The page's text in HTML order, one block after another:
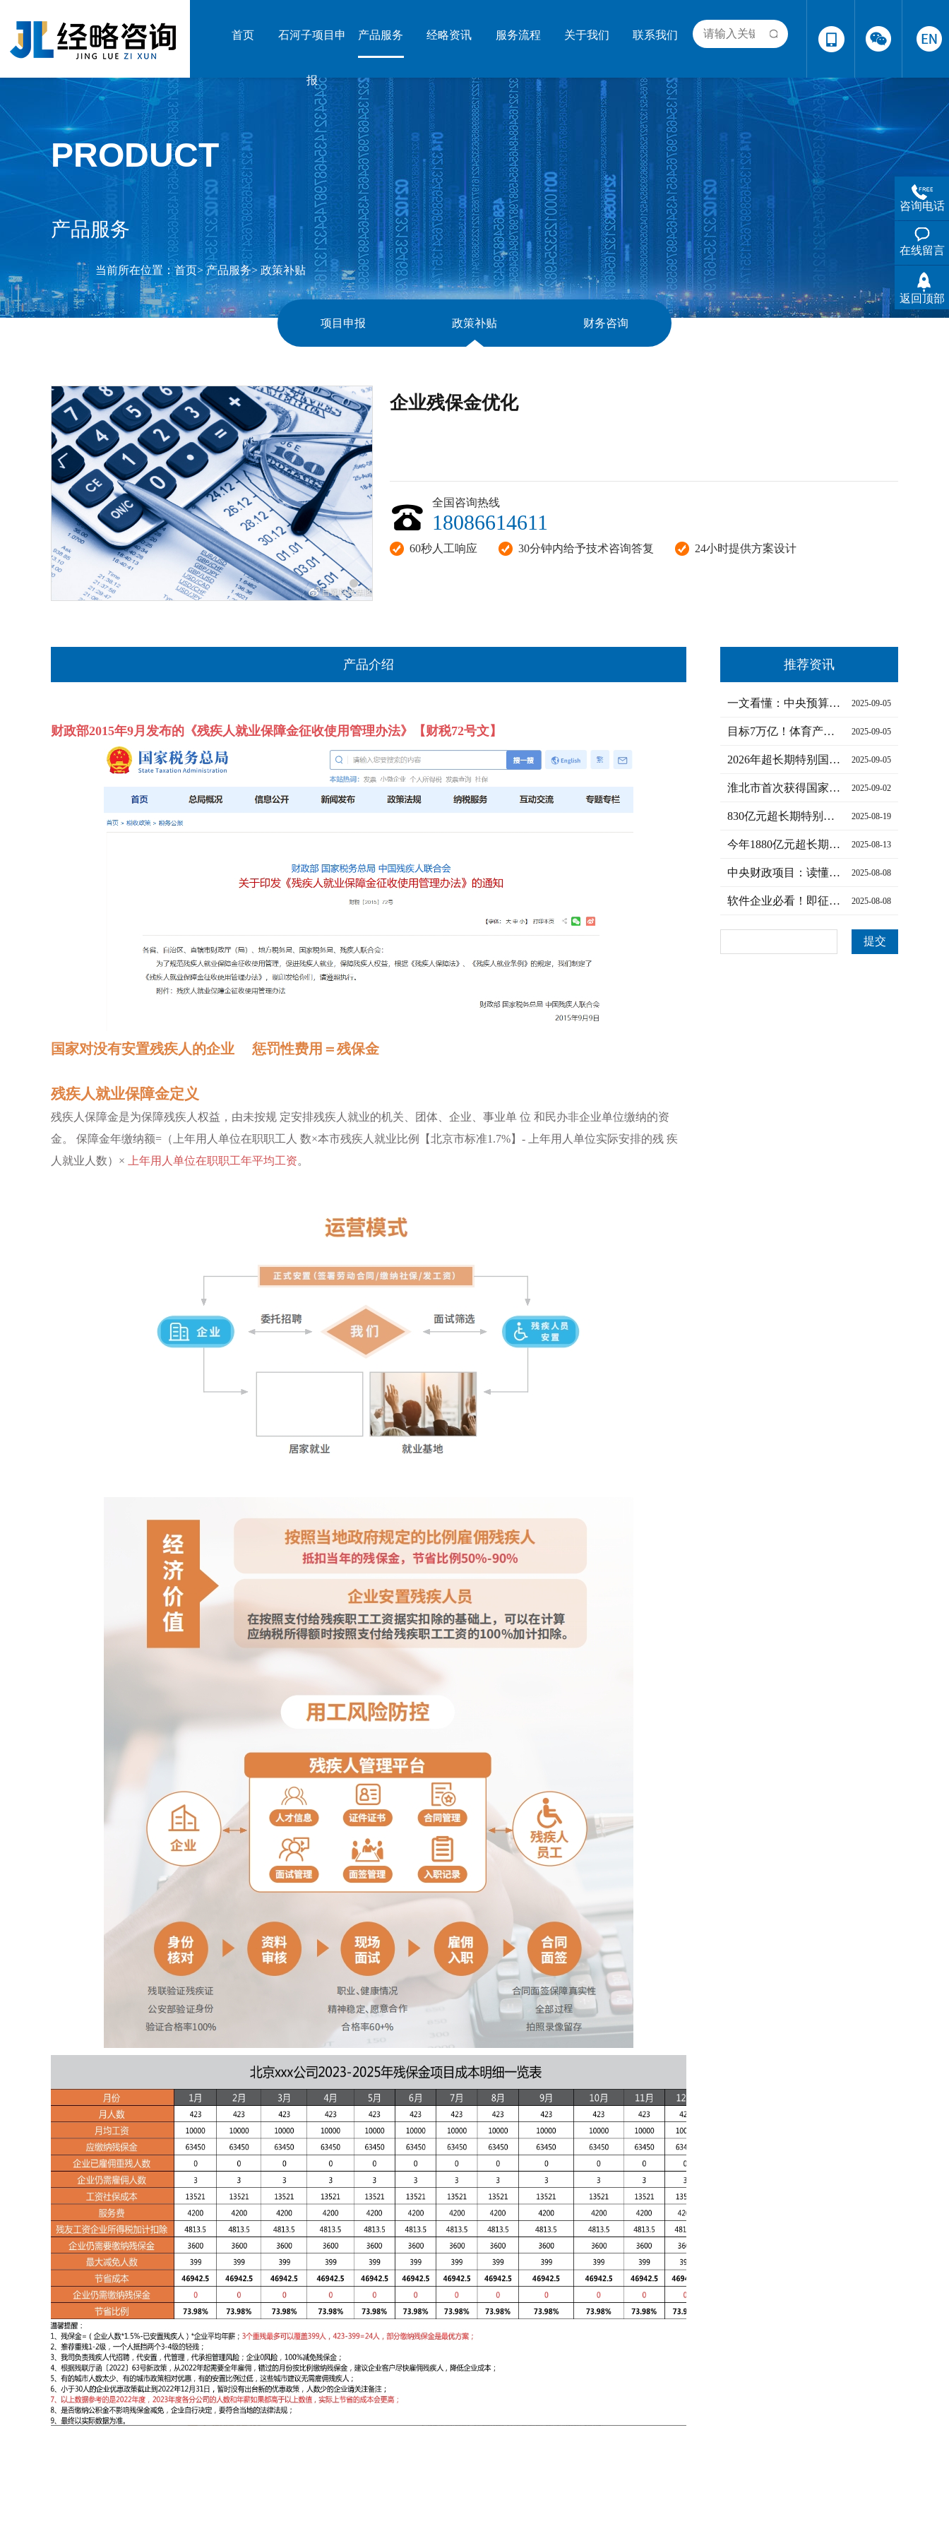
首页 石河子项目申
报
产品服务 经略资讯 服务流程 关于我们 联系我们
PRODUCT
产品服务
当前所在位置：首页>产品服务> 政策补贴
项目申报 政策补贴 财务咨询
企业残保金优化
全国咨询热线
18086614611
60秒人工响应 30分钟内给予技术咨询答复 24小时提供方案设计
产品介绍
财政部2015年9月发布的《残疾人就业保障金征收使用管理办法》【财税72号文】
国家对没有安置残疾人的企业 惩罚性费用＝残保金
残疾人就业保障金定义
残疾人保障金是为保障残疾人权益，由未按规 定安排残疾人就业的机关、团体、企业、事业单 位 和民办非企业单位缴纳的资
金。 保障金年缴纳额=（上年用人单位在职职工人 数×本市残疾人就业比例【北京市标准1.7%】- 上年用人单位实际安排的残 疾
人就业人数）×
上年用人单位在职职工年平均工资。
推荐资讯
一文看懂：中央预算内资金补贴如何申请到企业账上 2025-09-05
目标7万亿！体育产业迎重磅利好 2025-09-05
2026年超长期特别国债“两重”项目申报指南（附重点产业清… 2025-09-05
淮北市首次获得国家以工代赈专项资金支持的项目顺利开工 2025-09-02
830亿元超长期特别国债将招标发行 2025-08-19
今年1880亿元超长期特别国债支持设备更新投资补助资金下达… 2025-08-13
中央财政项目：读懂国家“钱袋子”的支持之道 2025-08-08
软件企业必看！即征即退政策详解，退税额这样算 2025-08-08
咨询电话
在线留言
返回顶部